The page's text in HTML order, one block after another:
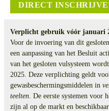
DIRECT
Verplicht gebruik vóór januari
Voor de invoering van dit
een aanpassing van het Besluit
van het gesloten vulsysteem
2025. Deze verplichting geldt
gewasbeschermingsmiddelen in
teelten. De eerste systemen voor
zijn al op de markt en